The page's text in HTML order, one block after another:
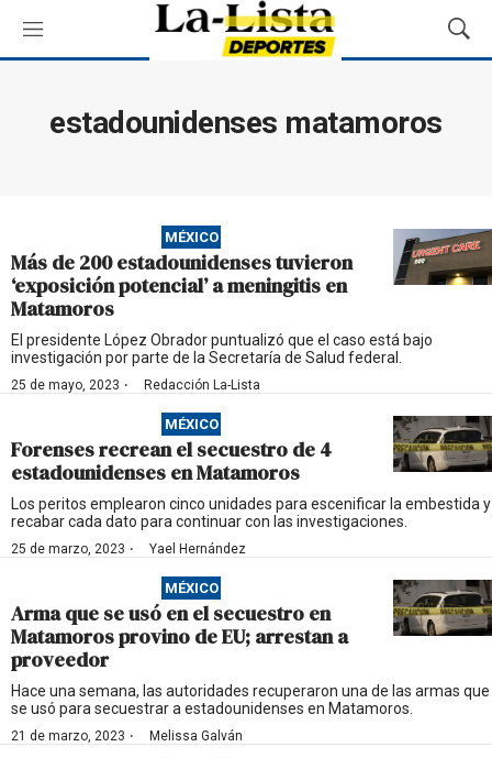
M
e
M
o
ú
s
q
u
estadounidenses matamoros
MÉXICO
Más de 200 estadounidenses tuvieron
‘exposición potencial’ a meningitis en
Matamoros
El presidente López Obrador puntualizó que el caso está bajo
investigación por parte de la Secretaría de Salud federal.
25 de mayo, 2023 · Redacción La-Lista
MÉXICO
Forenses recrean el secuestro de 4
estadounidenses en Matamoros
Los peritos emplearon cinco unidades para escenificar la embestida y
recabar cada dato para continuar con las investigaciones.
25 de marzo, 2023 · Yael Hernández
MÉXICO
Arma que se usó en el secuestro en
Matamoros provino de EU; arrestan a
proveedor
Hace una semana, las autoridades recuperaron una de las armas que
se usó para secuestrar a estadounidenses en Matamoros.
21 de marzo, 2023 · Melissa Galván